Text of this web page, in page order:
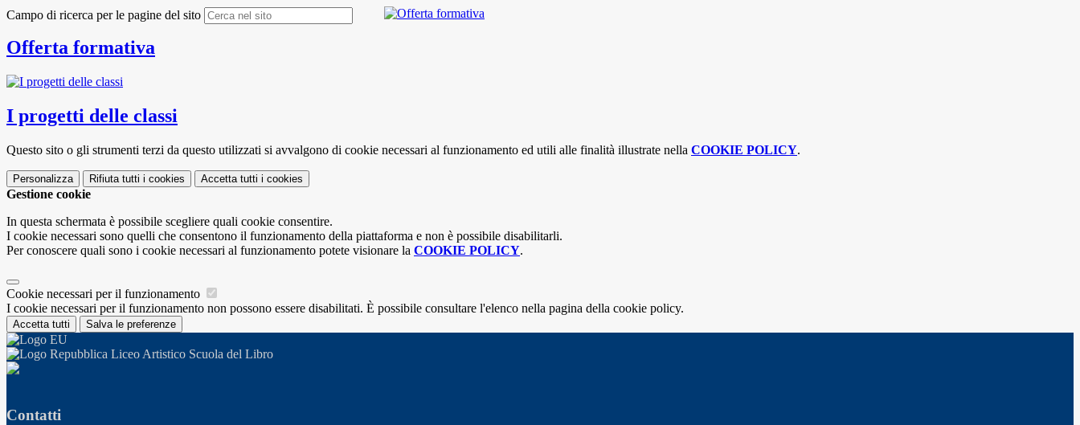
Campo di ricerca per le pagine del sito
Offerta formativa
I progetti delle classi
Questo sito o gli strumenti terzi da questo utilizzati si avvalgono di cookie necessari al funzionamento ed utili alle finalità illustrate nella COOKIE POLICY.
Personalizza Rifiuta tutti i cookies Accetta tutti i cookies
Gestione cookie
In questa schermata è possibile scegliere quali cookie consentire.
I cookie necessari sono quelli che consentono il funzionamento della piattaforma e non è possibile disabilitarli.
Per conoscere quali sono i cookie necessari al funzionamento potete visionare la COOKIE POLICY.
Cookie necessari per il funzionamento
I cookie necessari per il funzionamento non possono essere disabilitati. È possibile consultare l'elenco nella pagina della cookie policy.
Accetta tutti Salva le preferenze
Liceo Artistico Scuola del Libro
Contatti